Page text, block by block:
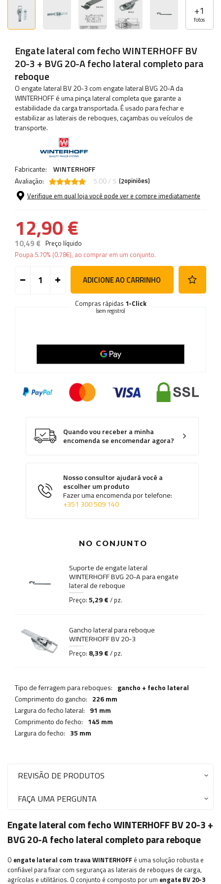
+1
fotos
Engate lateral com fecho WINTERHOFF BV
20-3 + BVG 20-A fecho lateral completo para
reboque
O engate lateral BV 20-3 com engate lateral BVG 20-A da
WINTERHOFF é uma pinça lateral completa que garante a
estabilidade da carga transportada. É usado para fechar e
estabilizar as laterais de reboques, caçambas ou veículos de
transporte.
Fabricante:
WINTERHOFF
Avaliação:
5.00 / 5 (2opiniões)
Verifique em qual loja você pode ver e compre imediatamente
12,90 €
10,49 € Preço líquido
Poupa 5.70% (0.78€), ao comprar em um conjunto.
ADICIONE AO CARRINHO
Compras rápidas 1-Click
(sem registro)
Quando vou receber a minha
encomenda se encomendar agora?
Nosso consultor ajudará você a
escolher um produto
Fazer uma encomenda por telefone:
+351 300 509 140
NO CONJUNTO
Suporte de engate lateral
WINTERHOFF BVG 20-A para engate
lateral de reboque
Preço: 5,29 € / pz.
Gancho lateral para reboque
WINTERHOFF BV 20-3
Preço: 8,39 € / pz.
Tipo de ferragem para reboques: gancho + fecho lateral
Comprimento do gancho: 226 mm
Largura do fecho lateral: 91 mm
Comprimento do fecho: 145 mm
Largura do fecho: 35 mm
REVISÃO DE PRODUTOS
FAÇA UMA PERGUNTA
Engate lateral com fecho WINTERHOFF BV 20-3 +
BVG 20-A fecho lateral completo para reboque
O engate lateral com travaWINTERHOFF é uma solução robusta e
confiável para fixar com segurança as laterais de reboques de carga,
agrícolas e utilitários. O conjunto é composto por um engate BV 20-3